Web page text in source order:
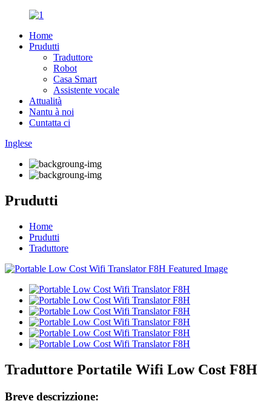
Home
Prudutti
Traduttore
Robot
Casa Smart
Assistente vocale
Attualità
Nantu à noi
Cuntatta ci
Inglese
Prudutti
Home
Prudutti
Traduttore
Traduttore Portatile Wifi Low Cost F8H
Breve descrizzione: